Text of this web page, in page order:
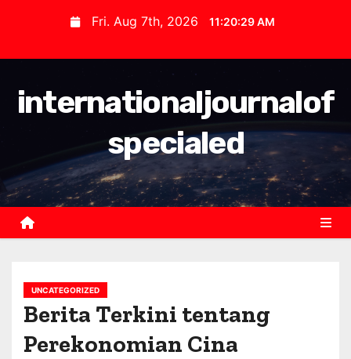
t
Fri. Aug 7th, 2026 11:20:30 AM
internationaljournalof
specialed
UNCATEGORIZED
Berita Terkini tentang
Perekonomian Cina